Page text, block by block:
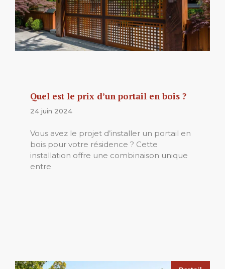
Quel est le prix d’un portail en bois ?
24 juin 2024
Vous avez le projet d’installer un portail en
bois pour votre résidence ? Cette
installation offre une combinaison unique
entre